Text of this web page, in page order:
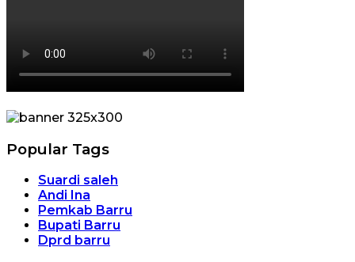
Popular Tags
Suardi saleh
Andi Ina
Pemkab Barru
Bupati Barru
Dprd barru